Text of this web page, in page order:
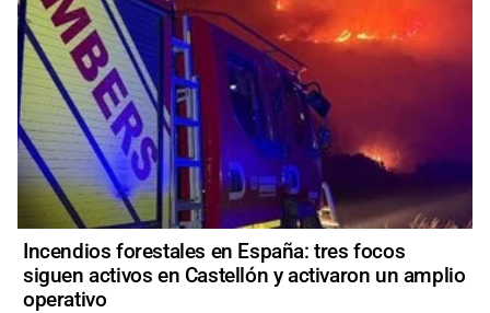
Incendios forestales en España: tres focos
siguen activos en Castellón y activaron un amplio
operativo